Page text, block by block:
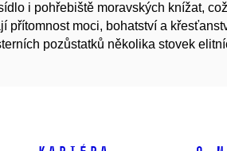
i pohřebiště moravských knížat,
přítomnost moci, bohatství a
pozůstatků několika stovek